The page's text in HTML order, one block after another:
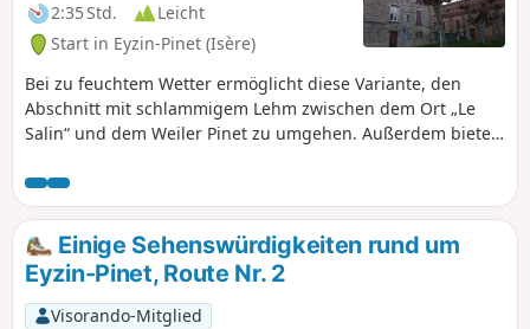
2:35 Std.
Leicht
Start in Eyzin-Pinet (Isère)
Bei zu feuchtem Wetter ermöglicht diese Variante, den
Abschnitt mit schlammigem Lehm zwischen dem Ort „Le
Salin“ und dem Weiler Pinet zu umgehen. Außerdem bietet
Einige Sehenswürdigkeiten rund um
Eyzin-Pinet, Route Nr. 2
Visorando-Mitglied